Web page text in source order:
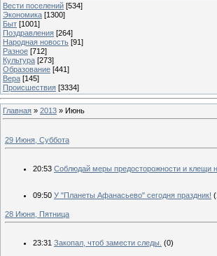
Вести поселений [534]
Экономика [1300]
Быт [1001]
Поздравления [264]
Народная новость [91]
Разное [712]
Культура [273]
Образование [441]
Вера [145]
Происшествия [3334]
Главная » 2013 » Июнь
29 Июня, Суббота
20:53 Соблюдай меры предосторожности и клещи
09:50 У "Планеты Афанасьево" сегодня праздник!
28 Июня, Пятница
23:31 Закопал, чтоб замести следы. (0)